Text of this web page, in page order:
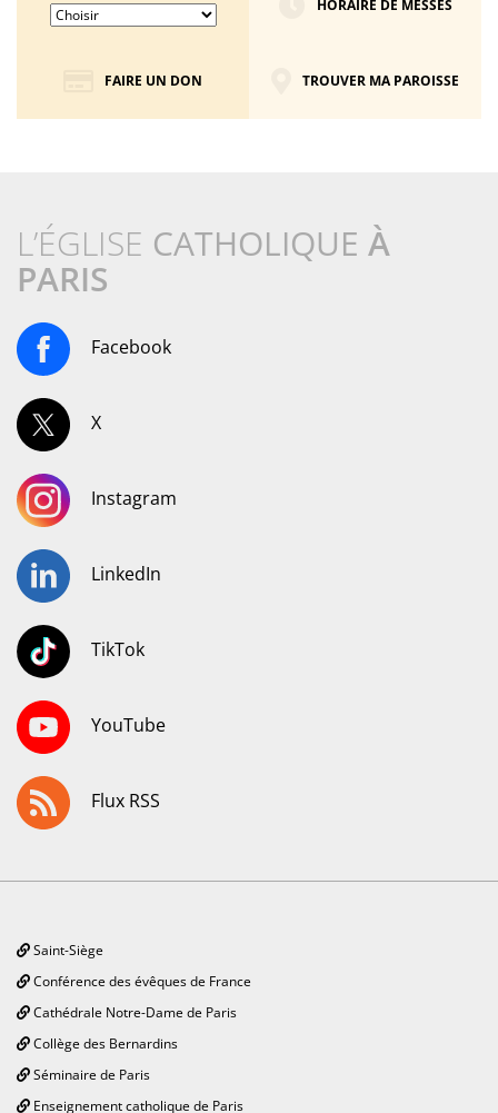
HORAIRE DE MESSES
FAIRE UN DON TROUVER MA PAROISSE
L’ÉGLISE CATHOLIQUE À
PARIS
Facebook
X
Instagram
LinkedIn
TikTok
YouTube
Flux RSS
Saint-Siège
Conférence des évêques de France
Cathédrale Notre-Dame de Paris
Collège des Bernardins
Séminaire de Paris
Enseignement catholique de Paris